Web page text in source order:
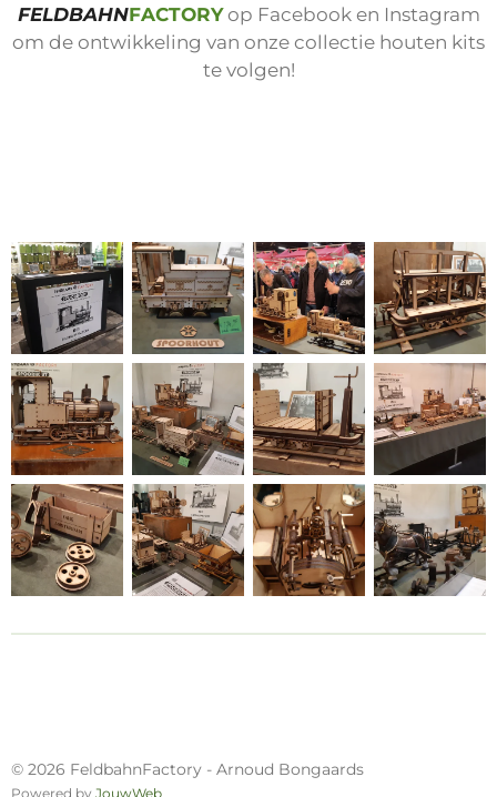
FELDBAHNFACTORYop Facebook en Instagram
om de ontwikkeling van onze collectie houten kits
te volgen!
© 2026 FeldbahnFactory - Arnoud Bongaards